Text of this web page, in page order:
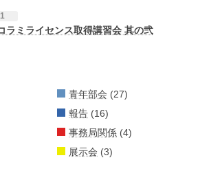
ラミライセンス取得講習会 其の弐
青年部会 (27)
報告 (16)
事務局関係 (4)
展示会 (3)